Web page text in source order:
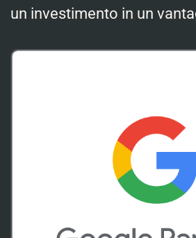
un investimento in un